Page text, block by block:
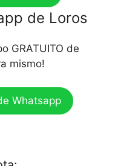
de Loros
GRATUITO de
mismo!
Whatsapp